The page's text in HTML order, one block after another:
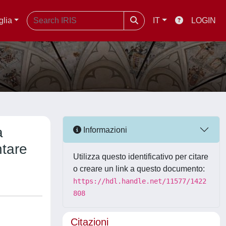
IT LOGIN
Informazioni
Utilizza questo identificativo per citare
o creare un link a questo documento:
https://hdl.handle.net/11577/1422
808
Citazioni